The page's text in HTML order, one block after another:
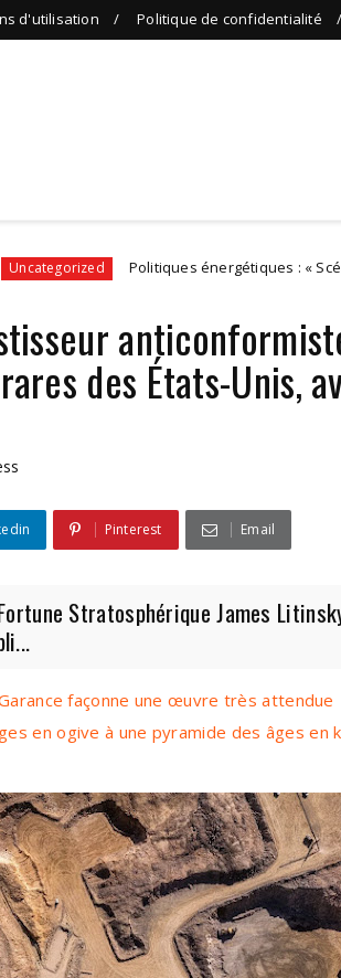
d'utilisation Politique de confidentialité
Politiques énergétiques : « Scénariser sert
des États-Unis,
Pinterest Email
Stratosphérique James
façonne une œuvre très attendue
en ogive à une pyramide des âges